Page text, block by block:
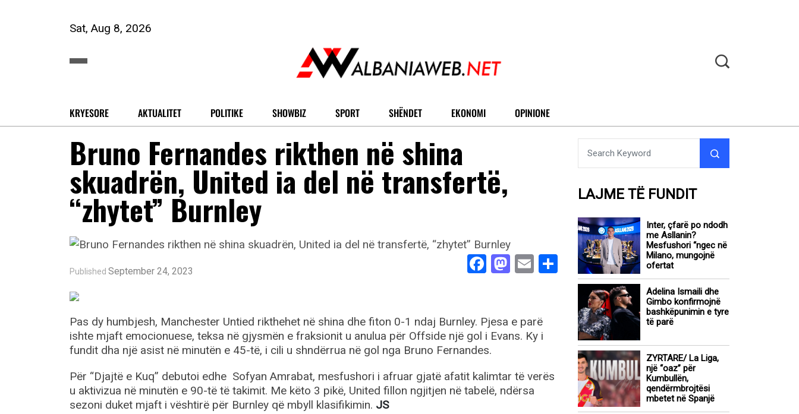
Sat, Aug 8, 2026
KRYESORE AKTUALITET POLITIKE SHOWBIZ SPORT SHËNDET EKONOMI OPINIONE
Bruno Fernandes rikthen në shina
skuadrën, United ia del në transfertë,
“zhytet” Burnley
Published September 24, 2023 Facebook
Mastodon
EmailShare
Pas dy humbjesh, Manchester Untied rikthehet në shina dhe fiton 0-1 ndaj Burnley. Pjesa e parë
ishte mjaft emocionuese, teksa në gjysmën e fraksionit u anulua për Offside një gol i Evans. Ky i
fundit dha një asist në minutën e 45-të, i cili u shndërrua në gol nga Bruno Fernandes.
Për “Djajtë e Kuq” debutoi edhe Sofyan Amrabat, mesfushori i afruar gjatë afatit kalimtar të verës
u aktivizua në minutën e 90-të të takimit. Me këto 3 pikë, United fillon ngjitjen në tabelë, ndërsa
sezoni duket mjaft i vështirë për Burnley që mbyll klasifikimin. JS
LAJME TË FUNDIT
Inter, çfarë po ndodh
me Asllanin?
Mesfushori “ngec në
Milano, mungojnë
ofertat
Adelina Ismaili dhe
Gimbo konfirmojnë
bashkëpunimin e tyre
të parë
ZYRTARE/ La Liga,
një “oaz” për
Kumbullën,
qendërmbrojtësi
mbetet në Spanjë